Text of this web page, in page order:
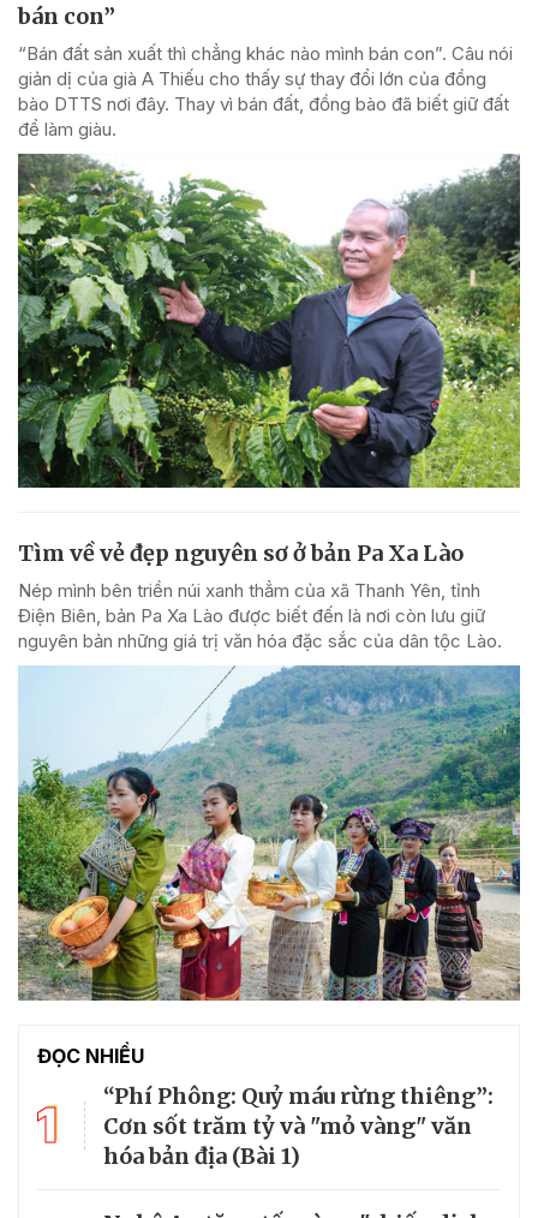
bán con”
“Bán đất sản xuất thì chẳng khác nào mình bán con”. Câu nói
giản dị của già A Thiếu cho thấy sự thay đổi lớn của đồng
bào DTTS nơi đây. Thay vì bán đất, đồng bào đã biết giữ đất
để làm giàu.
Tìm về vẻ đẹp nguyên sơ ở bản Pa Xa Lào
Nép mình bên triền núi xanh thẳm của xã Thanh Yên, tỉnh
Điện Biên, bản Pa Xa Lào được biết đến là nơi còn lưu giữ
nguyên bản những giá trị văn hóa đặc sắc của dân tộc Lào.
ĐỌC NHIỀU
1
“Phí Phông: Quỷ máu rừng thiêng”:
Cơn sốt trăm tỷ và "mỏ vàng" văn
hóa bản địa (Bài 1)